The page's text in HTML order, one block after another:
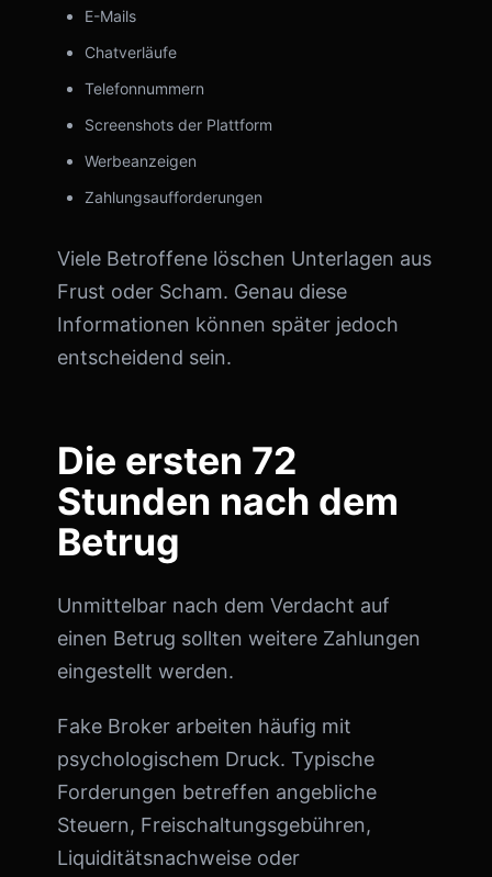
E-Mails
Chatverläufe
Telefonnummern
Screenshots der Plattform
Werbeanzeigen
Zahlungsaufforderungen
Viele Betroffene löschen Unterlagen aus
Frust oder Scham. Genau diese
Informationen können später jedoch
entscheidend sein.
Die ersten 72
Stunden nach dem
Betrug
Unmittelbar nach dem Verdacht auf
einen Betrug sollten weitere Zahlungen
eingestellt werden.
Fake Broker arbeiten häufig mit
psychologischem Druck. Typische
Forderungen betreffen angebliche
Steuern, Freischaltungsgebühren,
Liquiditätsnachweise oder